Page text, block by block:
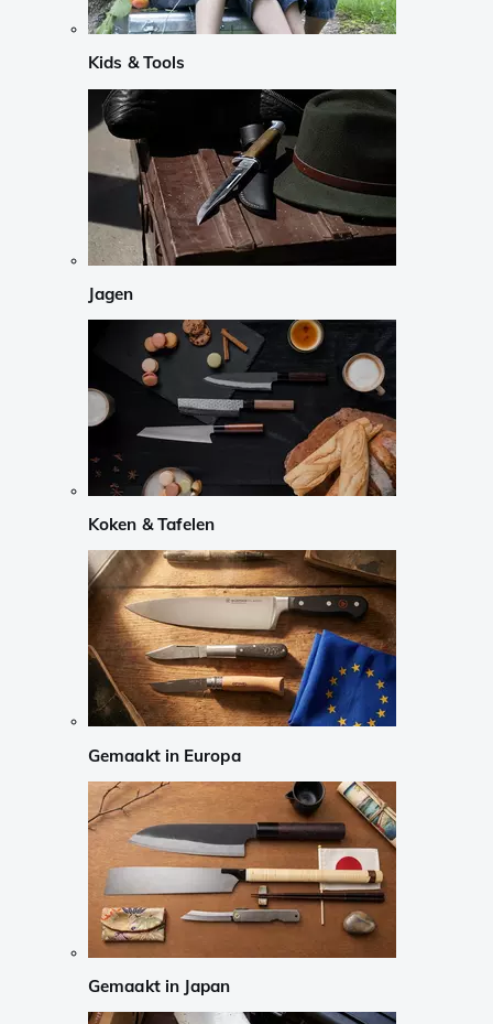
Kids & Tools
Jagen
Koken & Tafelen
Gemaakt in Europa
Gemaakt in Japan